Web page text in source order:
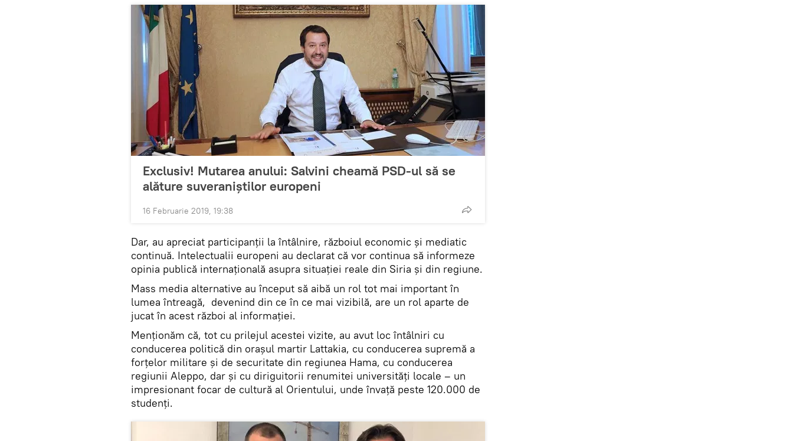
Exclusiv! Mutarea anului: Salvini cheamă PSD-ul să se
alăture suveraniștilor europeni
16 Februarie 2019, 19:38
Dar, au apreciat participanții la întâlnire, războiul economic și mediatic
continuă. Intelectualii europeni au declarat că vor continua să informeze
opinia publică internațională asupra situației reale din Siria și din regiune.
Mass media alternative au început să aibă un rol tot mai important în
lumea întreagă, devenind din ce în ce mai vizibilă, are un rol aparte de
jucat în acest război al informației.
Menționăm că, tot cu prilejul acestei vizite, au avut loc întâlniri cu
conducerea politică din orașul martir Lattakia, cu conducerea supremă a
forțelor militare și de securitate din regiunea Hama, cu conducerea
regiunii Aleppo, dar și cu diriguitorii renumitei universități locale – un
impresionant focar de cultură al Orientului, unde învață peste 120.000 de
studenți.